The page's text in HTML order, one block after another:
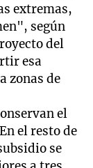
extremas,
según
del
esa
zonas de
el
el resto de
se